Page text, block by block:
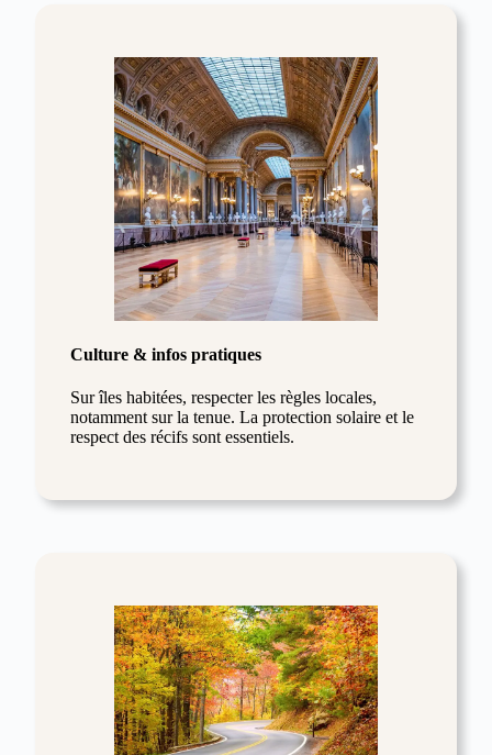
Culture & infos pratiques
Sur îles habitées, respecter les règles locales,
notamment sur la tenue. La protection solaire et le
respect des récifs sont essentiels.